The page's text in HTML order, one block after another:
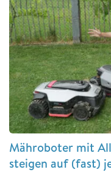
Mähroboter mit
steigen auf (fast)